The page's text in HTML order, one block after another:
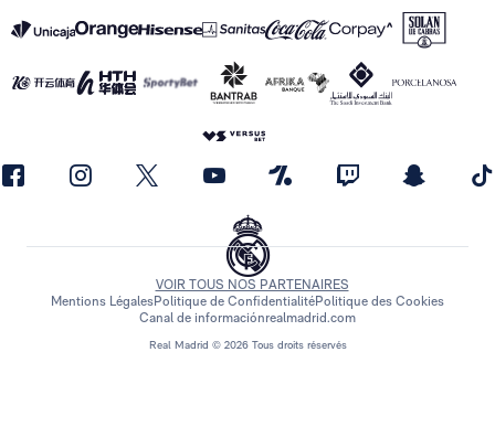
Real Madrid © 2026 Tous droits réservés
VOIR TOUS NOS PARTENAIRES
Mentions LégalesPolitique de ConfidentialitéPolitique des Cookies
Canal de informaciónrealmadrid.com